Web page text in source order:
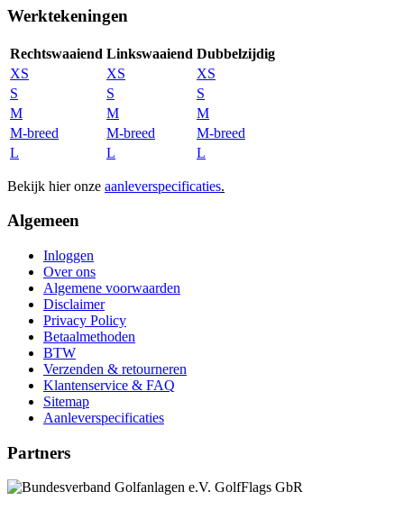
Werktekeningen
Rechtswaaiend Linkswaaiend Dubbelzijdig
XS
XS
XS
S
S
S
M
M
M
M-breed
M-breed
M-breed
L
L L
Bekijk hier onze aanleverspecificaties.
Algemeen
Inloggen
Over ons
Algemene voorwaarden
Disclaimer
Privacy Policy
Betaalmethoden
BTW
Verzenden & retourneren
Klantenservice & FAQ
Sitemap
Aanleverspecificaties
Partners